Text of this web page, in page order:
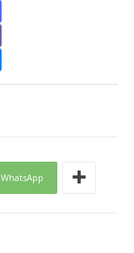
WhatsApp